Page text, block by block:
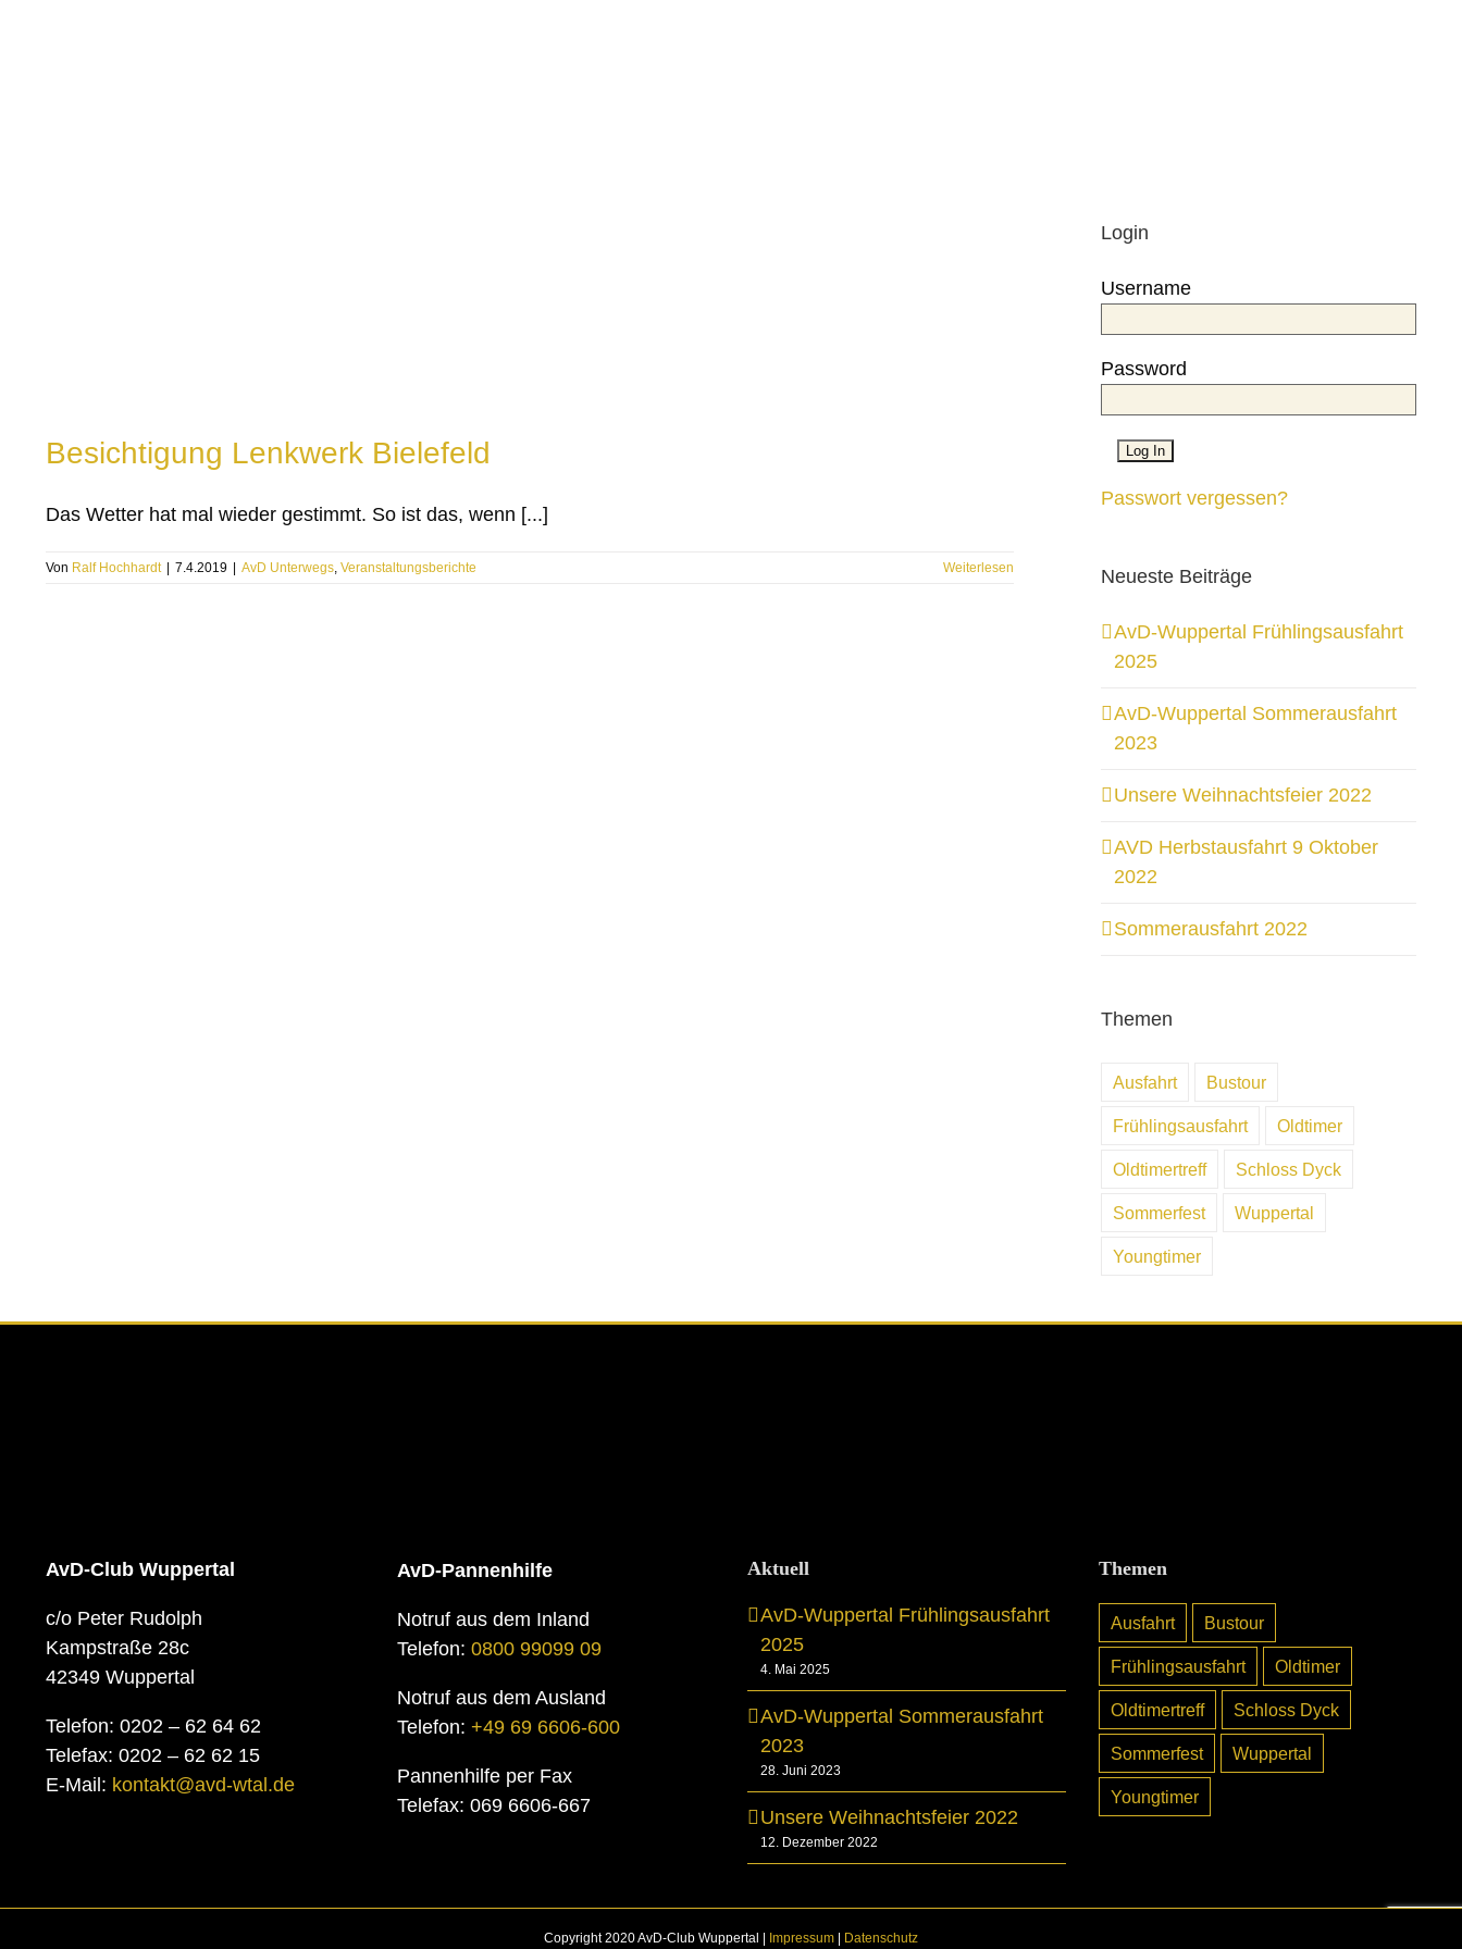
Besichtigung Lenkwerk Bielefeld
Das Wetter hat mal wieder gestimmt. So ist das, wenn [...]
Von Ralf Hochhardt 7.4.2019 AvD Unterwegs, Veranstaltungsberichte Weiterlesen
Login
Username
Password
Passwort vergessen?
Neueste Beiträge
AvD-Wuppertal Frühlingsausfahrt
2025
AvD-Wuppertal Sommerausfahrt
2023
Unsere Weihnachtsfeier 2022
AVD Herbstausfahrt 9 Oktober
2022
Sommerausfahrt 2022
Themen
Ausfahrt Bustour
Frühlingsausfahrt Oldtimer
Oldtimertreff Schloss Dyck
Sommerfest Wuppertal
Youngtimer
AvD-Club Wuppertal
c/o Peter Rudolph
Kampstraße 28c
42349 Wuppertal
Telefon: 0202 – 62 64 62
Telefax: 0202 – 62 62 15
E-Mail: kontakt@avd-wtal.de
AvD-Pannenhilfe
Notruf aus dem Inland
Telefon: 0800 99099 09
Notruf aus dem Ausland
Telefon: +49 69 6606-600
Pannenhilfe per Fax
Telefax: 069 6606-667
Aktuell
AvD-Wuppertal Frühlingsausfahrt
2025
4. Mai 2025
AvD-Wuppertal Sommerausfahrt
2023
28. Juni 2023
Unsere Weihnachtsfeier 2022
12. Dezember 2022
Themen
Ausfahrt Bustour
Frühlingsausfahrt Oldtimer
Oldtimertreff Schloss Dyck
Sommerfest Wuppertal
Youngtimer
Copyright 2020 AvD-Club Wuppertal | Impressum | Datenschutz